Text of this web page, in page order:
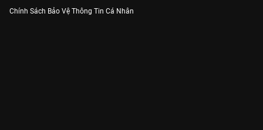
Chính Sách Bảo Vệ Thông Tin Cá Nhân